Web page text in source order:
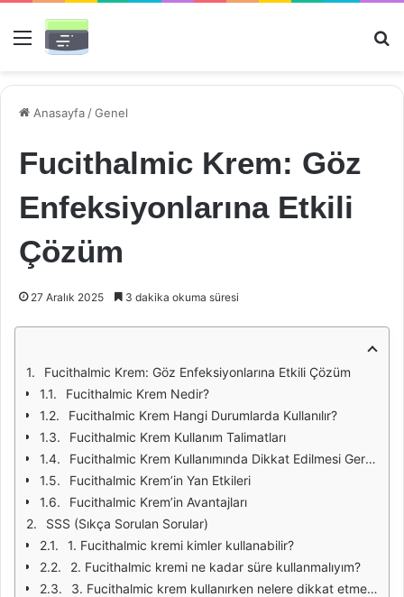
Menü
Anasayfa /Genel
Fucithalmic Krem: Göz
Enfeksiyonlarına Etkili
Çözüm
27 Aralık 2025 3 dakika okuma süresi
Fucithalmic Krem: Göz Enfeksiyonlarına Etkili Çözüm
Fucithalmic Krem Nedir?
Fucithalmic Krem Hangi Durumlarda Kullanılır?
Fucithalmic Krem Kullanım Talimatları
Fucithalmic Krem Kullanımında Dikkat Edilmesi Gerekenler
Fucithalmic Krem’in Yan Etkileri
Fucithalmic Krem’in Avantajları
SSS (Sıkça Sorulan Sorular)
1. Fucithalmic kremi kimler kullanabilir?
2. Fucithalmic kremi ne kadar süre kullanmalıyım?
3. Fucithalmic krem kullanırken nelere dikkat etmeliyim?